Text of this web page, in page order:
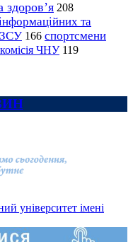
здоров’я 208
та
166 спортсмени
ЧНУ 119
університет імені